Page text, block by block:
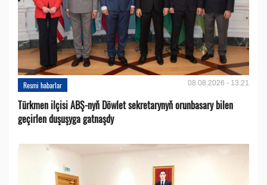
Resmi habarlar 08.08.2026 - 13:21
Türkmen ilçisi ABŞ-nyň Döwlet sekretarynyň orunbasary bilen
geçirlen duşuşyga gatnaşdy